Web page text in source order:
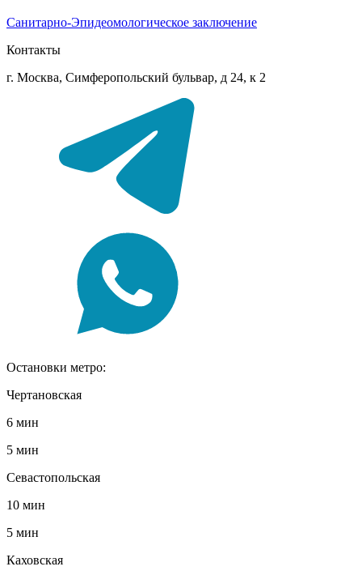
Санитарно-Эпидеомологическое заключение
Контакты
г. Москва, Симферопольский бульвар, д 24, к 2
Остановки метро:
Чертановская
6 мин
5 мин
Севастопольская
10 мин
5 мин
Каховская